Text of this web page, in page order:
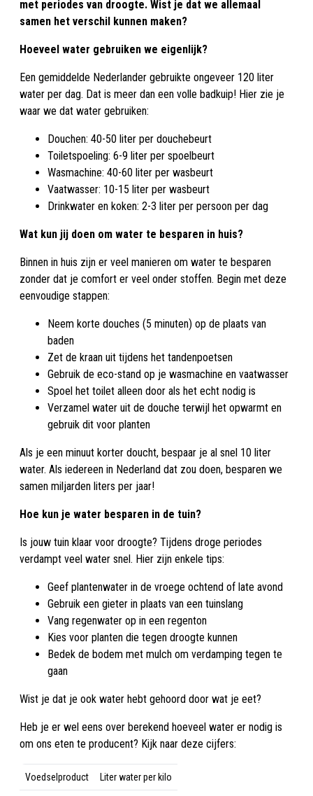
met periodes van droogte. Wist je dat we allemaal
samen het verschil kunnen maken?
Hoeveel water gebruiken we eigenlijk?
Een gemiddelde Nederlander gebruikte ongeveer 120 liter
water per dag. Dat is meer dan een volle badkuip! Hier zie je
waar we dat water gebruiken:
Douchen: 40-50 liter per douchebeurt
Toiletspoeling: 6-9 liter per spoelbeurt
Wasmachine: 40-60 liter per wasbeurt
Vaatwasser: 10-15 liter per wasbeurt
Drinkwater en koken: 2-3 liter per persoon per dag
Wat kun jij doen om water te besparen in huis?
Binnen in huis zijn er veel manieren om water te besparen
zonder dat je comfort er veel onder stoffen. Begin met deze
eenvoudige stappen:
Neem korte douches (5 minuten) op de plaats van
baden
Zet de kraan uit tijdens het tandenpoetsen
Gebruik de eco-stand op je wasmachine en vaatwasser
Spoel het toilet alleen door als het echt nodig is
Verzamel water uit de douche terwijl het opwarmt en
gebruik dit voor planten
Als je een minuut korter doucht, bespaar je al snel 10 liter
water. Als iedereen in Nederland dat zou doen, besparen we
samen miljarden liters per jaar!
Hoe kun je water besparen in de tuin?
Is jouw tuin klaar voor droogte? Tijdens droge periodes
verdampt veel water snel. Hier zijn enkele tips:
Geef plantenwater in de vroege ochtend of late avond
Gebruik een gieter in plaats van een tuinslang
Vang regenwater op in een regenton
Kies voor planten die tegen droogte kunnen
Bedek de bodem met mulch om verdamping tegen te
gaan
Wist je dat je ook water hebt gehoord door wat je eet?
Heb je er wel eens over berekend hoeveel water er nodig is
om ons eten te producent? Kijk naar deze cijfers:
Voedselproduct Liter water per kilo